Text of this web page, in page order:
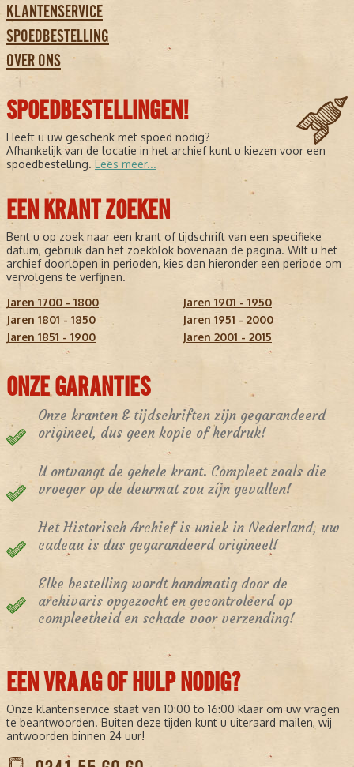
KLANTENSERVICE
SPOEDBESTELLING
OVER ONS
SPOEDBESTELLINGEN!
Heeft u uw geschenk met spoed nodig?
Afhankelijk van de locatie in het archief kunt u kiezen voor een
spoedbestelling. Lees meer...
EEN KRANT ZOEKEN
Bent u op zoek naar een krant of tijdschrift van een specifieke
datum, gebruik dan het zoekblok bovenaan de pagina. Wilt u het
archief doorlopen in perioden, kies dan hieronder een periode om
vervolgens te verfijnen.
Jaren 1700 - 1800
Jaren 1801 - 1850
Jaren 1851 - 1900
Jaren 1901 - 1950
Jaren 1951 - 2000
Jaren 2001 - 2015
ONZE GARANTIES
Onze kranten & tijdschriften zijn gegarandeerd
origineel, dus geen kopie of herdruk!
U ontvangt de gehele krant. Compleet zoals die
vroeger op de deurmat zou zijn gevallen!
Het Historisch Archief is uniek in Nederland, uw
cadeau is dus gegarandeerd origineel!
Elke bestelling wordt handmatig door de
archivaris opgezocht en gecontroleerd op
compleetheid en schade voor verzending!
EEN VRAAG OF HULP NODIG?
Onze klantenservice staat van 10:00 to 16:00 klaar om uw vragen
te beantwoorden. Buiten deze tijden kunt u uiteraard mailen, wij
antwoorden binnen 24 uur!